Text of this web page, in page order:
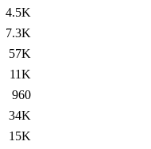
4.5K
7.3K
57K
11K
960
34K
15K